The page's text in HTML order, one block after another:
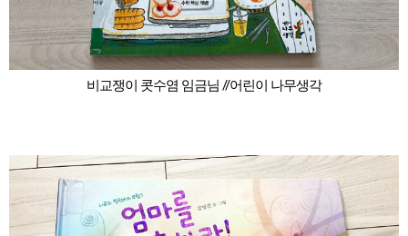
비교쟁이 콧수염 임금님 //어린이 나무생각